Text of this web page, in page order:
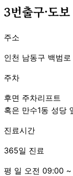
3번출구·도보
주소
인천 남동구 백범
주차
후면 주차리프트
혹은 만수1동 성당
진료시간
365일 진료
평 일 오전 09:00